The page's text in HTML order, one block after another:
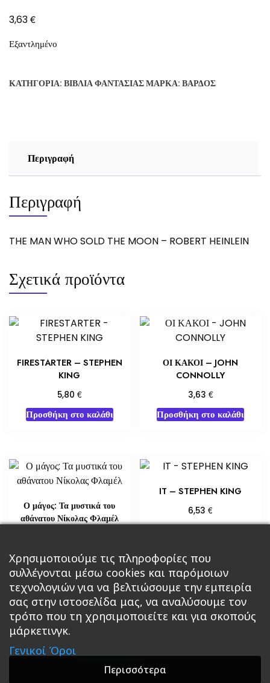
3,63€
Εξαντλημένο
ΚΑΤΗΓΟΡΊΑ: ΒΙΒΛΊΑ ΦΑΝΤΑΣΊΑΣΜΆΡΚΑ: ΒΆΡΔΟΣ
Περιγραφή
Περιγραφή
THE MAN WHO SOLD THE MOON – ROBERT HEINLEIN
Σχετικά προϊόντα
FIRESTARTER – STEPHEN
KING
5,80 €
Προσθήκη στο καλάθι
ΟΙ ΚΑΚΟΙ – JOHN
CONNOLLY
3,63 €
Προσθήκη στο καλάθι
Ο μάγος: Τα μυστικά του
αθάνατου Νίκολας Φλαμέλ
Διαβάστε περισσότερα
IT – STEPHEN KING
6,53€
Κεντρική Βιβλία
Roleplaying Games Ψυχαγωγία Εκδόσεις Βάρδος
Σε Προσφορά
Χρησιμοποιούμε τις πληροφορίες που
συλλέγονται μέσω cookies και παρόμοιων
τεχνολογιών για να βελτιώσουμε την εμπειρία
σας στην ιστοσελίδα μας, να αναλύσουμε τον
τρόπο που τη χρησιμοποιείτε και για σκοπούς
μάρκετινγκ.
Γενικοί Όροι
Περισσότερα